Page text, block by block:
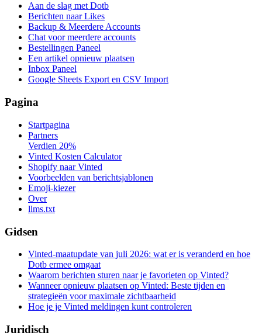
Aan de slag met Dotb
Berichten naar Likes
Backup & Meerdere Accounts
Chat voor meerdere accounts
Bestellingen Paneel
Een artikel opnieuw plaatsen
Inbox Paneel
Google Sheets Export en CSV Import
Pagina
Startpagina
Partners
Verdien 20%
Vinted Kosten Calculator
Shopify naar Vinted
Voorbeelden van berichtsjablonen
Emoji-kiezer
Over
llms.txt
Gidsen
Vinted-maatupdate van juli 2026: wat er is veranderd en hoe
Dotb ermee omgaat
Waarom berichten sturen naar je favorieten op Vinted?
Wanneer opnieuw plaatsen op Vinted: Beste tijden en
strategieën voor maximale zichtbaarheid
Hoe je je Vinted meldingen kunt controleren
Juridisch